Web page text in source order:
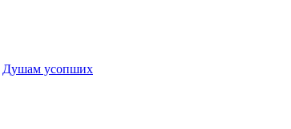
Душам усопших